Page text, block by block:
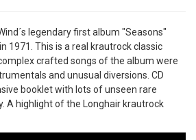
legendary first album "Seasons"
1971. This is a real krautrock classic
crafted songs of the album were
and unusual diversions. CD
booklet with lots of unseen rare
A highlight of the Longhair krautrock